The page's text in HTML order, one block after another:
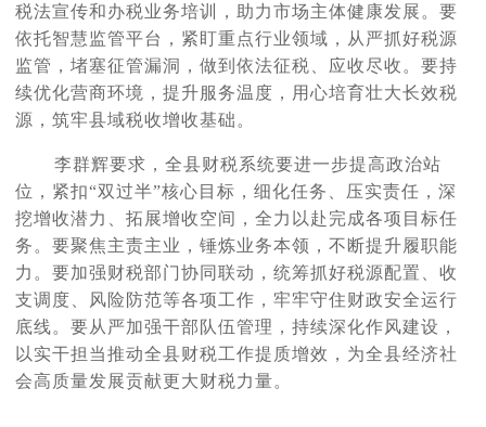
税法宣传和办税业务培训，助力市场主体健康发展。要
依托智慧监管平台，紧盯重点行业领域，从严抓好税源
监管，堵塞征管漏洞，做到依法征税、应收尽收。要持
续优化营商环境，提升服务温度，用心培育壮大长效税
源，筑牢县域税收增收基础。
李群辉要求，全县财税系统要进一步提高政治站
位，紧扣“双过半”核心目标，细化任务、压实责任，深
挖增收潜力、拓展增收空间，全力以赴完成各项目标任
务。要聚焦主责主业，锤炼业务本领，不断提升履职能
力。要加强财税部门协同联动，统筹抓好税源配置、收
支调度、风险防范等各项工作，牢牢守住财政安全运行
底线。要从严加强干部队伍管理，持续深化作风建设，
以实干担当推动全县财税工作提质增效，为全县经济社
会高质量发展贡献更大财税力量。